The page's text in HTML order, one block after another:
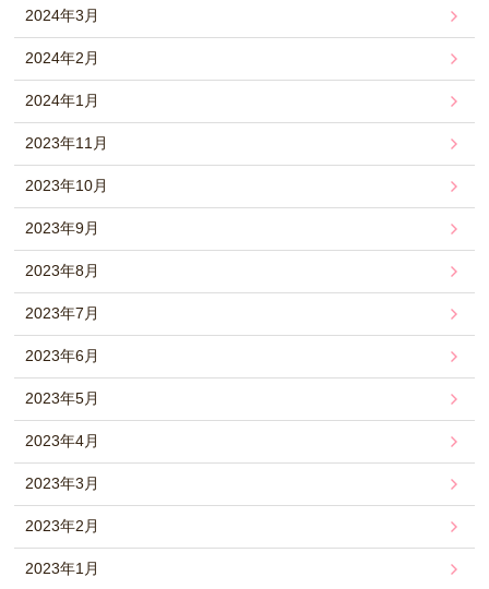
2024年3月
2024年2月
2024年1月
2023年11月
2023年10月
2023年9月
2023年8月
2023年7月
2023年6月
2023年5月
2023年4月
2023年3月
2023年2月
2023年1月